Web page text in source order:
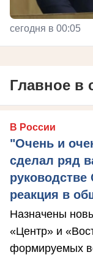
сегодня в 00:05
Главное в
В России
"Очень и
сделал ряд
реакция в
Назначены
«Центр» и
формируемых